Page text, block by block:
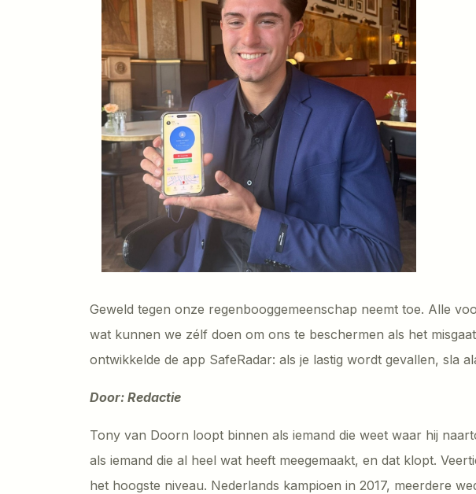
Geweld tegen onze regenbooggemeenschap neemt toe. Alle
wat kunnen we zélf doen om ons te beschermen als het
ontwikkelde de app SafeRadar: als je lastig wordt gevallen, sla
Door: Redactie
Tony van Doorn loopt binnen als iemand die weet waar hij
als iemand die al heel wat heeft meegemaakt, en dat klopt.
het hoogste niveau. Nederlands kampioen in 2017, meerdere